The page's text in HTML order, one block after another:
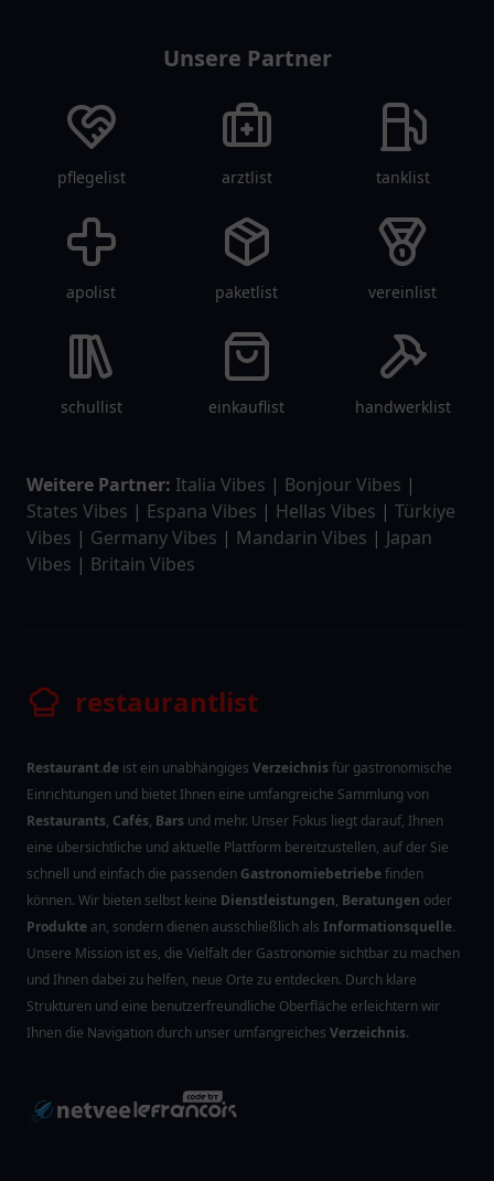
Unsere Partner
pflegelist arztlist tanklist
apolist paketlist vereinlist
schullist einkauflist handwerklist
Weitere Partner: Italia Vibes | Bonjour Vibes |
States Vibes | Espana Vibes | Hellas Vibes | Türkiye
Vibes | Germany Vibes | Mandarin Vibes | Japan
Vibes | Britain Vibes
restaurantlist
Restaurant.de ist ein unabhängiges Verzeichnisfür gastronomische
Einrichtungen und bietet Ihnen eine umfangreiche Sammlung von
Restaurants, Cafés, Bars und mehr. Unser Fokus liegt darauf, Ihnen
eine übersichtliche und aktuelle Plattform bereitzustellen, auf der Sie
schnell und einfach die passenden Gastronomiebetriebefinden
können. Wir bieten selbst keine Dienstleistungen, Beratungen oder
Produkte an, sondern dienen ausschließlich als Informationsquelle.
Unsere Mission ist es, die Vielfalt der Gastronomie sichtbar zu machen
und Ihnen dabei zu helfen, neue Orte zu entdecken. Durch klare
Strukturen und eine benutzerfreundliche Oberfläche erleichtern wir
Ihnen die Navigation durch unser umfangreiches Verzeichnis.